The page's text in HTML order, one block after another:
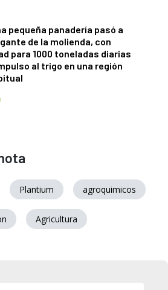
pequeña panadería pasó a
de la molienda, con
para 1000 toneladas diarias
al trigo en una región
Plantium agroquimicos
Agricultura